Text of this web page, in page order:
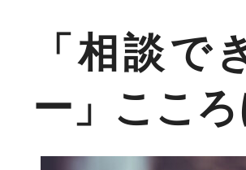
「相談で
ー」ここ